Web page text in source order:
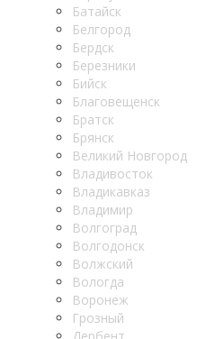
Батайск
Белгород
Бердск
Березники
Бийск
Благовещенск
Братск
Брянск
Великий Новгород
Владивосток
Владикавказ
Владимир
Волгоград
Волгодонск
Волжский
Вологда
Воронеж
Грозный
Дербент